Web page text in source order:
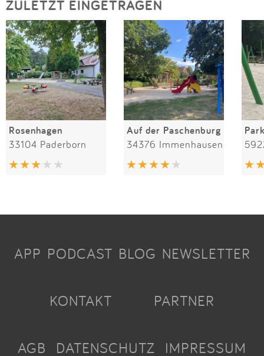
ZULETZT EINGETRAGEN
Rosenhagen
33104 Paderborn
Auf der Paschenburg
34376 Immenhausen
APP PODCAST BLOG NEWSLETTER
KONTAKT PARTNER
AGB DATENSCHUTZ IMPRESSUM